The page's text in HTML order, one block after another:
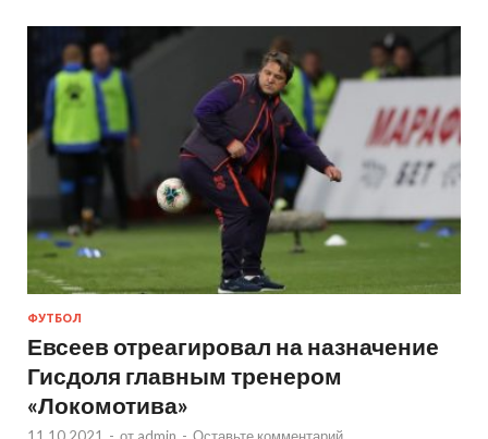
ФУТБОЛ
Евсеев отреагировал на назначение
Гисдоля главным тренером
«Локомотива»